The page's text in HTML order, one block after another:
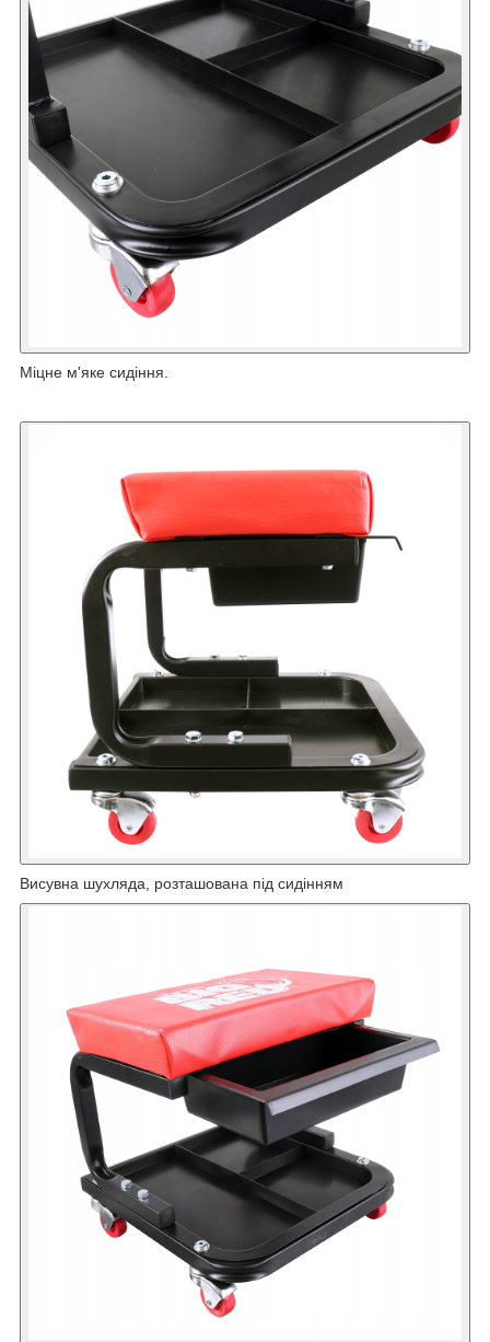
Міцне м'яке сидіння.
Висувна шухляда, розташована під сидінням